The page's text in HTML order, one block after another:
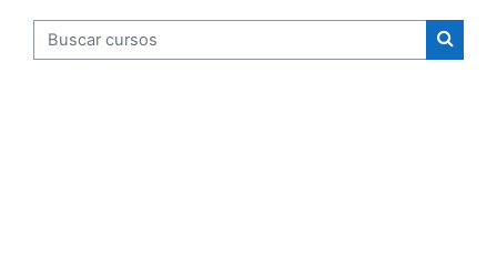
Buscar cursos